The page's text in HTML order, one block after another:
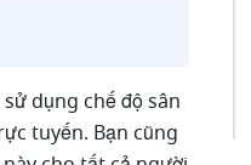
dụng chế độ sân
tuyến. Bạn cũng